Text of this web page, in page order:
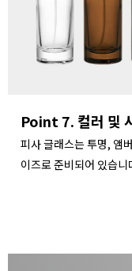
Point 7. 컬러 및
피사 글래스는 투명, 앰
이즈로 준비되어 있습니